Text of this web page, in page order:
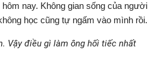
nay. Không gian sống của người
học cũng tự ngấm vào mình rồi.
Vậy điều gì làm ông hối tiếc nhất